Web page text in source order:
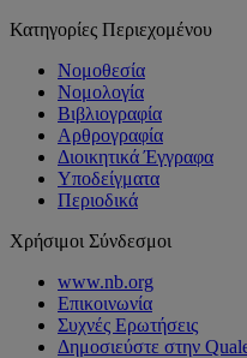
Κατηγορίες Περιεχομένου
Νομοθεσία
Νομολογία
Βιβλιογραφία
Αρθρογραφία
Διοικητικά Έγγραφα
Υποδείγματα
Περιοδικά
Χρήσιμοι Σύνδεσμοι
www.nb.org
Επικοινωνία
Συχνές Ερωτήσεις
Δημοσιεύστε στην